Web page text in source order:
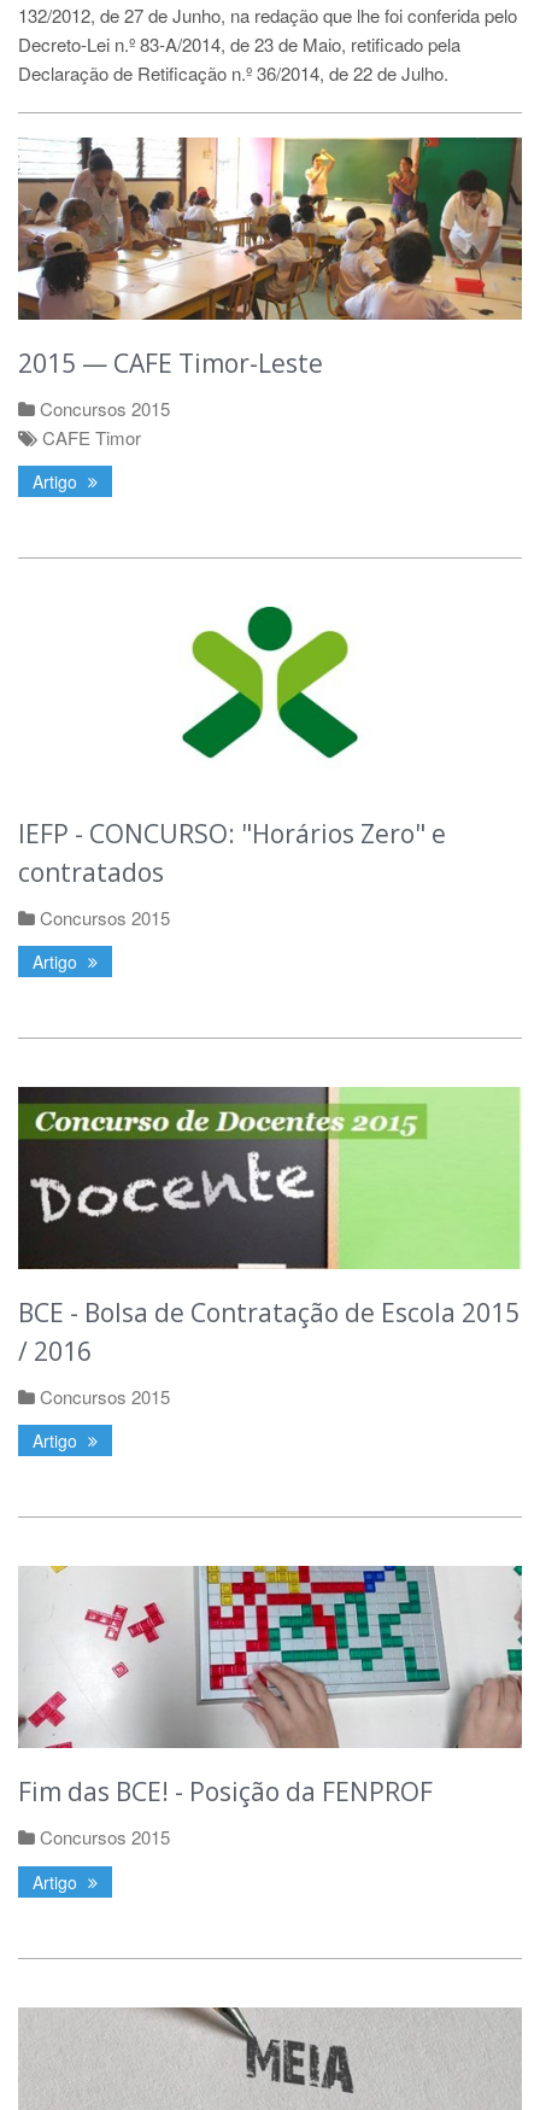
132/2012, de 27 de Junho, na redação que lhe foi conferida pelo
Decreto-Lei n.º 83-A/2014, de 23 de Maio, retificado pela
Declaração de Retificação n.º 36/2014, de 22 de Julho.
2015 — CAFE Timor-Leste
Concursos 2015
CAFE Timor
Artigo
IEFP - CONCURSO: "Horários Zero" e
contratados
Concursos 2015
Artigo
BCE - Bolsa de Contratação de Escola 2015
/ 2016
Concursos 2015
Artigo
Fim das BCE! - Posição da FENPROF
Concursos 2015
Artigo